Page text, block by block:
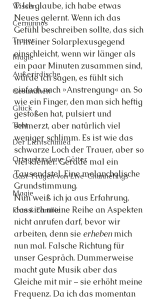
Wissen
Cernunnos
Trauer
Magie
Außerirdische
Gesundheit
Glück
Thot
Der Lichtschmied
Ortsgebundene Götter
Gast-Fragen von Live-Channelings
Magie
Frau & Familie
T: Ich glaube, ich habe etwas
Neues gelernt. Wenn ich das
Gefühl beschreiben sollte, das sich
in meiner Solarplexusgegend
einschleicht, wenn wir länger als
ein paar Minuten zusammen sind,
würde ich sagen, es fühlt sich
einfach nach »Anstrengung« an. So
wie ein Finger, den man sich heftig
gestoßen hat, pulsiert und
schmerzt, aber natürlich viel
weniger schlimm. Es ist wie das
schwarze Loch der Trauer, aber so
viel kleiner. Gerade mal ein
Tausendstel. Eine melancholische
Grundstimmung.
Nun weiß ich ja aus Erfahrung,
dass ich meine Reihe an Aspekten
nicht anrufen darf, bevor wir
arbeiten, denn sie erheben mich
nun mal. Falsche Richtung für
unser Gespräch. Dummerweise
macht gute Musik aber das
Gleiche mit mir – sie erhöht meine
Frequenz. Da ich das momentan